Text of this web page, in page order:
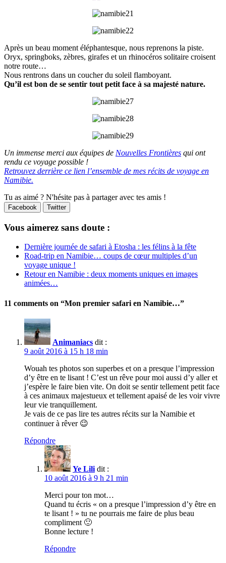
Après un beau moment éléphantesque, nous reprenons la piste.
Oryx, springboks, zèbres, girafes et un rhinocéros solitaire croisent
notre route…
Nous rentrons dans un coucher du soleil flamboyant.
Qu’il est bon de se sentir tout petit face à sa majesté nature.
Un immense merci aux équipes de Nouvelles Frontières qui ont
rendu ce voyage possible !
Retrouvez derrière ce lien l’ensemble de mes récits de voyage en
Namibie.
Tu as aimé ? N'hésite pas à partager avec tes amis !
Facebook Twitter
Vous aimerez sans doute :
Dernière journée de safari à Etosha : les félins à la fête
Road-trip en Namibie… coups de cœur multiples d’un
voyage unique !
Retour en Namibie : deux moments uniques en images
animées…
11 comments on “Mon premier safari en Namibie…”
Animaniacs dit :
9 août 2016 à 15 h 18 min
Wouah tes photos son superbes et on a presque l’impression
d’y être en te lisant ! C’est un rêve pour moi aussi d’y aller et
j’espère le faire bien vite. On doit se sentir tellement petit face
à ces animaux majestueux et tellement apaisé de les voir vivre
leur vie tranquillement.
Je vais de ce pas lire tes autres récits sur la Namibie et
continuer à rêver 😉
Répondre
Ye Lili dit :
10 août 2016 à 9 h 21 min
Merci pour ton mot…
Quand tu écris « on a presque l’impression d’y être en
te lisant ! » tu ne pourrais me faire de plus beau
compliment 🙂
Bonne lecture !
Répondre